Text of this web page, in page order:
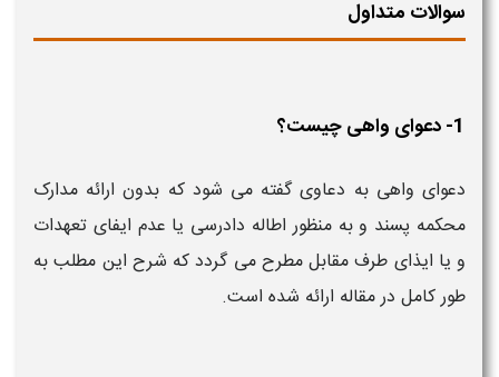
سوالات متداول
1- دعوای واهی چیست؟
دعوای واهی به دعاوی گفته می شود که بدون ارائه مدارک
محکمه پسند و به منظور اطاله دادرسی یا عدم ایفای تعهدات
و یا ایذای طرف مقابل مطرح می گردد که شرح این مطلب به
طور کامل در مقاله ارائه شده است.